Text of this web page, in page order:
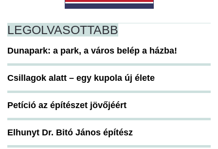
LEGOLVASOTTABB
Dunapark: a park, a város belép a házba!
Csillagok alatt – egy kupola új élete
Petíció az építészet jövőjéért
Elhunyt Dr. Bitó János építész